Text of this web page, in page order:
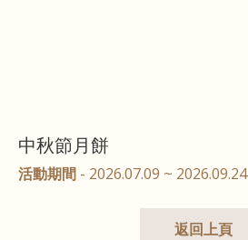
中秋節月餅
活動期間 - 2026.07.09 ~ 2026.09.24
返回上頁